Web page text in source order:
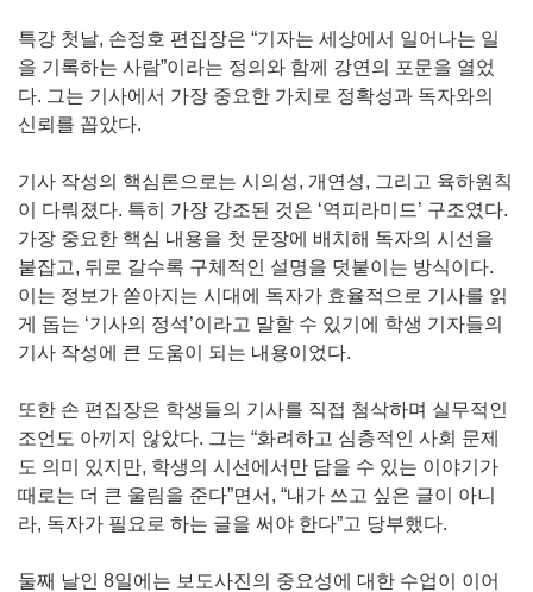
특강 첫날, 손정호 편집장은 “기자는 세상에서 일어나는 일
을 기록하는 사람”이라는 정의와 함께 강연의 포문을 열었
다. 그는 기사에서 가장 중요한 가치로 정확성과 독자와의
신뢰를 꼽았다.
기사 작성의 핵심론으로는 시의성, 개연성, 그리고 육하원칙
이 다뤄졌다. 특히 가장 강조된 것은 ‘역피라미드’ 구조였다.
가장 중요한 핵심 내용을 첫 문장에 배치해 독자의 시선을
붙잡고, 뒤로 갈수록 구체적인 설명을 덧붙이는 방식이다.
이는 정보가 쏟아지는 시대에 독자가 효율적으로 기사를 읽
게 돕는 ‘기사의 정석’이라고 말할 수 있기에 학생 기자들의
기사 작성에 큰 도움이 되는 내용이었다.
또한 손 편집장은 학생들의 기사를 직접 첨삭하며 실무적인
조언도 아끼지 않았다. 그는 “화려하고 심층적인 사회 문제
도 의미 있지만, 학생의 시선에서만 담을 수 있는 이야기가
때로는 더 큰 울림을 준다”면서, “내가 쓰고 싶은 글이 아니
라, 독자가 필요로 하는 글을 써야 한다”고 당부했다.
둘째 날인 8일에는 보도사진의 중요성에 대한 수업이 이어